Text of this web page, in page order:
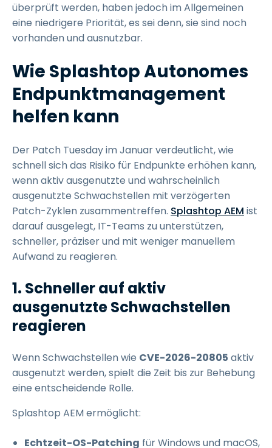
überprüft werden, haben jedoch im Allgemeinen
eine niedrigere Priorität, es sei denn, sie sind noch
vorhanden und ausnutzbar.
Wie Splashtop Autonomes
Endpunktmanagement
helfen kann
Der Patch Tuesday im Januar verdeutlicht, wie
schnell sich das Risiko für Endpunkte erhöhen kann,
wenn aktiv ausgenutzte und wahrscheinlich
ausgenutzte Schwachstellen mit verzögerten
Patch-Zyklen zusammentreffen. Splashtop AEM ist
darauf ausgelegt, IT-Teams zu unterstützen,
schneller, präziser und mit weniger manuellem
Aufwand zu reagieren.
1. Schneller auf aktiv
ausgenutzte Schwachstellen
reagieren
Wenn Schwachstellen wie CVE-2026-20805 aktiv
ausgenutzt werden, spielt die Zeit bis zur Behebung
eine entscheidende Rolle.
Splashtop AEM ermöglicht:
Echtzeit-OS-Patching für Windows und macOS,